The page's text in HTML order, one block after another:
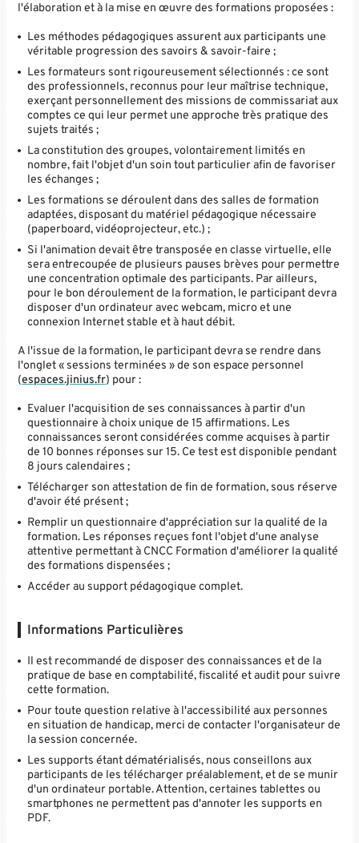
l'élaboration et à la mise en œuvre des formations proposées :
Les méthodes pédagogiques assurent aux participants une
véritable progression des savoirs & savoir-faire ;
Les formateurs sont rigoureusement sélectionnés : ce sont
des professionnels, reconnus pour leur maîtrise technique,
exerçant personnellement des missions de commissariat aux
comptes ce qui leur permet une approche très pratique des
sujets traités ;
La constitution des groupes, volontairement limités en
nombre, fait l'objet d'un soin tout particulier afin de favoriser
les échanges ;
Les formations se déroulent dans des salles de formation
adaptées, disposant du matériel pédagogique nécessaire
(paperboard, vidéoprojecteur, etc.) ;
Si l'animation devait être transposée en classe virtuelle, elle
sera entrecoupée de plusieurs pauses brèves pour permettre
une concentration optimale des participants. Par ailleurs,
pour le bon déroulement de la formation, le participant devra
disposer d'un ordinateur avec webcam, micro et une
connexion Internet stable et à haut débit.
A l'issue de la formation, le participant devra se rendre dans
l'onglet « sessions terminées » de son espace personnel
(espaces.jinius.fr) pour :
Evaluer l'acquisition de ses connaissances à partir d'un
questionnaire à choix unique de 15 affirmations. Les
connaissances seront considérées comme acquises à partir
de 10 bonnes réponses sur 15. Ce test est disponible pendant
8 jours calendaires ;
Télécharger son attestation de fin de formation, sous réserve
d'avoir été présent ;
Remplir un questionnaire d'appréciation sur la qualité de la
formation. Les réponses reçues font l'objet d'une analyse
attentive permettant à CNCC Formation d'améliorer la qualité
des formations dispensées ;
Accéder au support pédagogique complet.
Informations Particulières
Il est recommandé de disposer des connaissances et de la
pratique de base en comptabilité, fiscalité et audit pour suivre
cette formation.
Pour toute question relative à l'accessibilité aux personnes
en situation de handicap, merci de contacter l'organisateur de
la session concernée.
Les supports étant dématérialisés, nous conseillons aux
participants de les télécharger préalablement, et de se munir
d'un ordinateur portable. Attention, certaines tablettes ou
smartphones ne permettent pas d'annoter les supports en
PDF.